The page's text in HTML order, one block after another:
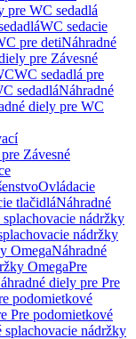
pre WC sedadlá
WC sedacie
pre detiNáhradné
pre Závesné
WC sedadlá pre
sedadláNáhradné
diely pre WC
Závesné
Ovládacie
tlačidláNáhradné
nádržky
nádržky
OmegaNáhradné
OmegaPre
diely pre Pre
podomietkové
Pre podomietkové
splachovacie nádržky